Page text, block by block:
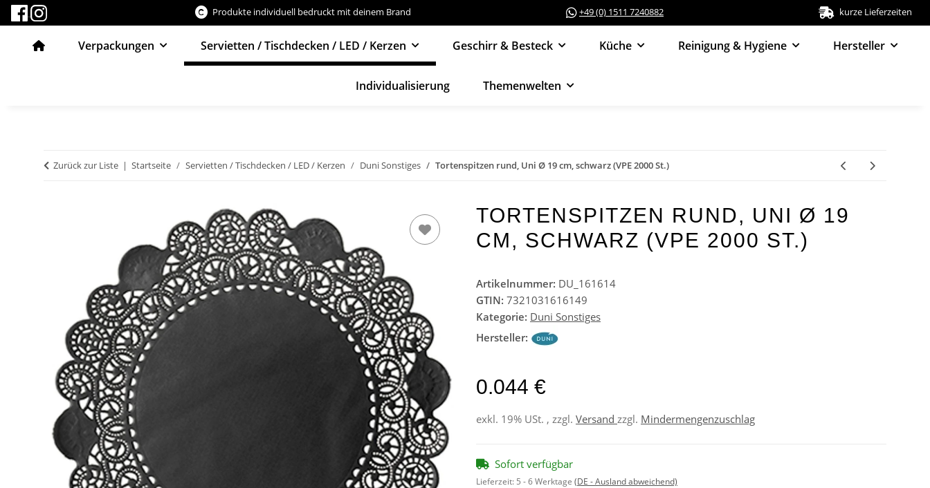
Produkte individuell bedruckt mit deinem Brand +49 (0) 1511 7240882 kurze Lieferzeiten
Verpackungen Servietten / Tischdecken / LED / Kerzen Geschirr & Besteck Küche Reinigung & Hygiene Hersteller
Individualisierung Themenwelten
Zurück zur Liste Startseite Servietten / Tischdecken / LED / Kerzen Duni Sonstiges Tortenspitzen rund, Uni Ø 19 cm, schwarz (VPE 2000 St.)
TORTENSPITZEN RUND, UNI Ø 19
CM, SCHWARZ (VPE 2000 ST.)
Artikelnummer: DU_161614
GTIN: 7321031616149
Kategorie: Duni Sonstiges
Hersteller:
0.044 €
exkl. 19% USt. , zzgl. Versand zzgl. Mindermengenzuschlag
Sofort verfügbar
Lieferzeit: 5 - 6 Werktage (DE - Ausland abweichend)